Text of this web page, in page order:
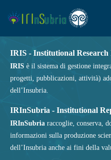
IRIS - Institutional
IRIS è il sistema di gestione
progetti, pubblicazioni, attività)
dell’Insubria.
IRInSubria - Institutional
IRInSubria raccoglie, conserva,
informazioni sulla produzione
dell’Insubria anche ai fini della